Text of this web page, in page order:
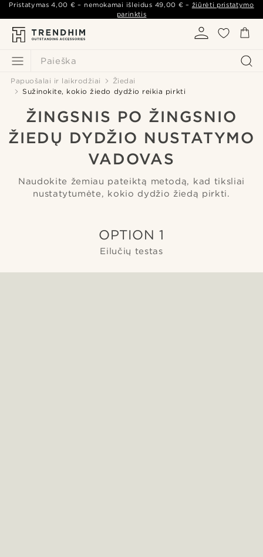
Paieška
Pristatymas4,00 € – nemokamai išleidus 49,00 € – žiūrėti pristatymo
parinktis
Papuošalai ir laikrodžiai
Žiedai
Sužinokite, kokio žiedo dydžio reikia pirkti
ŽINGSNIS PO ŽINGSNIO
ŽIEDŲ DYDŽIO NUSTATYMO
VADOVAS
Naudokite žemiau pateiktą metodą, kad tiksliai
nustatytumėte, kokio dydžio žiedą pirkti.
OPTION 1
Eilučių testas